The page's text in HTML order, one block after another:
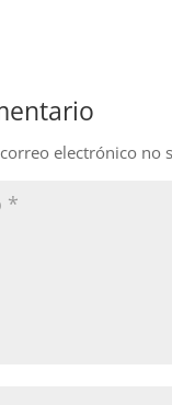
electrónico no